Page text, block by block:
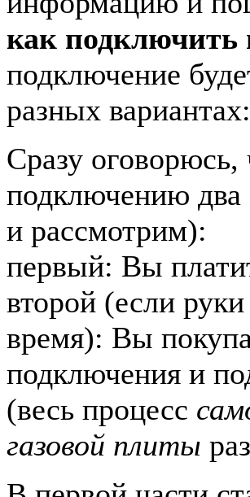
как подключить
подключение
разных вариантах:
Сразу
подключению два
и рассмотрим):
первый: Вы
второй (если
время): Вы
подключения и
(весь процесс
газовой плиты